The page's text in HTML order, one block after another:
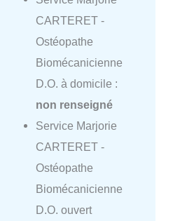
CARTERET -
Ostéopathe
Biomécanicienne
D.O. à domicile :
non renseigné
Service Marjorie
CARTERET -
Ostéopathe
Biomécanicienne
D.O. ouvert